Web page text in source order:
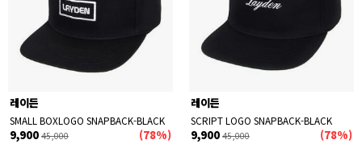
레이든
SMALL BOXLOGO SNAPBACK-BLACK
9,900 45,000 (78%)
레이든
SCRIPT LOGO SNAPBACK-BLACK
9,900 45,000 (78%)